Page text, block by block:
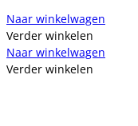
Naar winkelwagen
Verder winkelen
Naar winkelwagen
Verder winkelen